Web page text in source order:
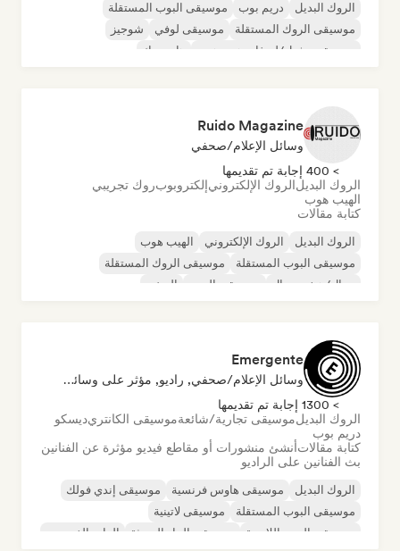
الروك البديل دريم بوب
موسيقى البوب المستقلة
موسيقى الروك المستقلة
موسيقى لوفي
شوجيز
موسيقى تشيل/لو-فاي هيب هوب
هارد روك
Ruido Magazine
وسائل الإعلام/صحفي
> 400 إجابة تم تقديمها
الروك البديلالروك الإلكترونيإلكتروبوبروك تجريبي
الهيب هوب
كتابة مقالات
الروك البديل الروك الإلكتروني
الهيب هوب
موسيقى البوب المستقلة
موسيقى الروك المستقلة
ميتال/هيفي ميتال
موسيقى البوب الريغي
Emergente
وسائل الإعلام/صحفي, راديو, مؤثر على وسائل التواصل الاجتماعي
> 1300 إجابة تم تقديمها
الروك البديلموسيقى تجارية/شائعةموسيقى الكانتريديسكو
دريم بوب
كتابة مقالاتأنشئ منشورات أو مقاطع فيديو مؤثرة عن الفنانين
بث الفنانين على الراديو
الروك البديل موسيقى هاوس فرنسية
موسيقى إندي فولك
موسيقى البوب المستقلة
موسيقى لاتينية
موسيقى البوب اللاتينية
موسيقى الجاز الحديثة الراب الفرنسي